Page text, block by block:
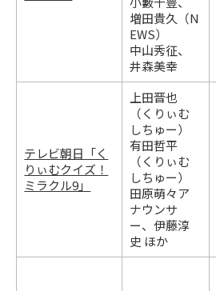
増田貴久（N
EWS）
中山秀征、
井森美幸
テレビ朝日「く
りぃむクイズ！
ミラクル9」
上田晋也
（くりぃむ
しちゅー）
有田哲平
（くりぃむ
しちゅー）
田原萌々ア
ナウンサ
ー、伊藤淳
史 ほか